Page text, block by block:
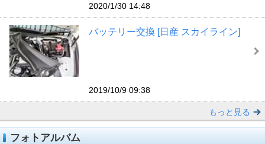
2020/1/30 14:48
バッテリー交換 [日産 スカイライン]
2019/10/9 09:38
もっと見る
フォトアルバム